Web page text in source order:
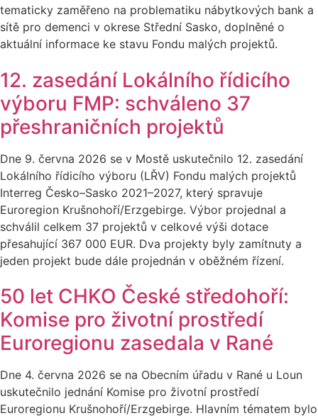
tematicky zaměřeno na problematiku nábytkových bank a
sítě pro demenci v okrese Střední Sasko, doplněné o
aktuální informace ke stavu Fondu malých projektů.
12. zasedání Lokálního řídicího
výboru FMP: schváleno 37
přeshraničních projektů
Dne 9. června 2026 se v Mostě uskutečnilo 12. zasedání
Lokálního řídicího výboru (LŘV) Fondu malých projektů
Interreg Česko–Sasko 2021–2027, který spravuje
Euroregion Krušnohoří/Erzgebirge. Výbor projednal a
schválil celkem 37 projektů v celkové výši dotace
přesahující 367 000 EUR. Dva projekty byly zamítnuty a
jeden projekt bude dále projednán v oběžném řízení.
50 let CHKO České středohoří:
Komise pro životní prostředí
Euroregionu zasedala v Rané
Dne 4. června 2026 se na Obecním úřadu v Rané u Loun
uskutečnilo jednání Komise pro životní prostředí
Euroregionu Krušnohoří/Erzgebirge. Hlavním tématem bylo